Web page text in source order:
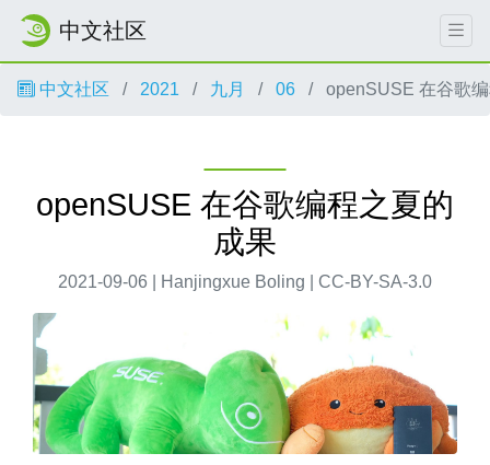
中文社区
中文社区 2021 九月 06 openSUSE 在谷歌
openSUSE 在谷歌编程之夏的
成果
2021-09-06 | Hanjingxue Boling | CC-BY-SA-3.0